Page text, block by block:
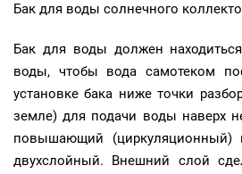
Бак для воды солнечного
Бак для воды должен
воды, чтобы вода самотеком
установке бака ниже точки
земле) для подачи воды наверх
повышающий (циркуляционный)
двухслойный. Внешний слой